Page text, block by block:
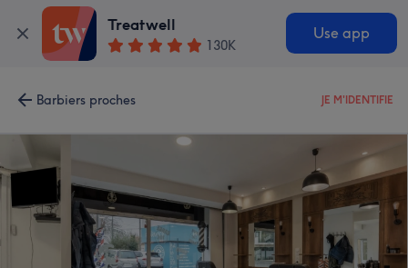
Treatwell
130K
Use app
Barbiers proches JE M'IDENTIFIE